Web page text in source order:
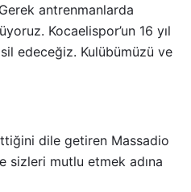
antrenmanlarda
Kocaelispor’un 16 yıl
edeceğiz. Kulübümüzü ve
dile getiren Massadio
sizleri mutlu etmek adına